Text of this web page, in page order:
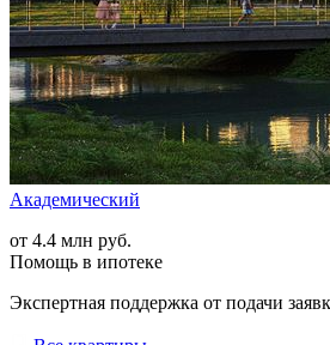
Академический
от 4.4 млн руб.
Помощь в ипотеке
Экспертная поддержка от подачи